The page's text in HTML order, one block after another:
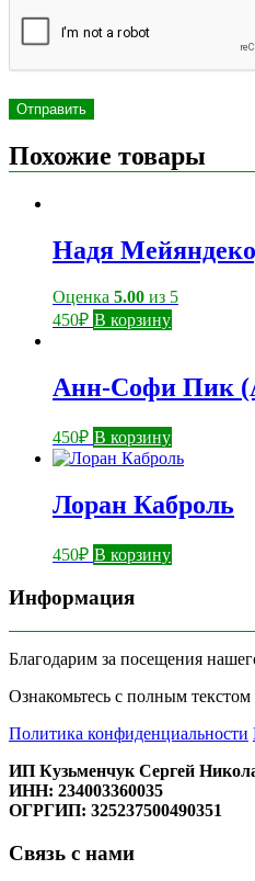
Похожие товары
Надя
Оценка 5.00 из 5
450₽ В корзину
Анн-Софи Пик
450₽ В корзину
Лоран Каброль
450₽ В корзину
Информация
Благодарим за посещения
Ознакомьтесь с полным текстом
Политика конфиденциальности
ИП Кузьменчук Сергей
ИНН: 234003360035
ОГРГИП: 325237500490351
Связь с нами